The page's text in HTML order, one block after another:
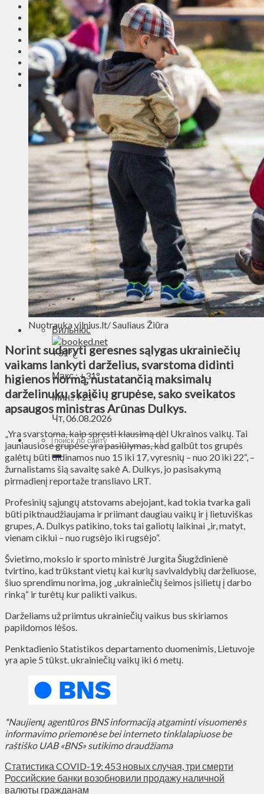
Соседи
Транспорт
Выбор читателей
Калейдоскоп
Армия
Сейм Литвы
Культура
Больше
Фоторепортаж
Туризм
ЛК рекомендует
Сеньорам
Образование
Здравоохранение
Экология
Происшествия
Приграничье
Деньги
Визиты
Выборы
Агроновости
Едим дома
Ищу семью
Духовное пространство
Спорт
Технологии
Энергетика
Вильнюс
+31°C
Макс.:+31°
Мин.:+21°
Чт, 06.08.2026
Nuotrauka vilnius.lt/ Sauliaus Žiūra
Norint sudaryti geresnes sąlygas ukrainiečių
vaikams lankyti darželius, svarstoma didinti
higienos normą, nustatančią maksimalų
darželinukų skaičių grupėse, sako sveikatos
apsaugos ministras Arūnas Dulkys.
„Yra svarstoma, kaip spręsti klausimą dėl Ukrainos vaikų. Tai
jauniausiose grupėse yra pasiūlymas, kad galbūt tos grupės
galėtų būti didinamos nuo 15 iki 17, vyresnių – nuo 20 iki 22“, –
žurnalistams šią savaitę sakė A. Dulkys, jo pasisakymą
pirmadienį reportaže transliavo LRT.
Profesinių sąjungų atstovams abejojant, kad tokia tvarka gali
būti piktnaudžiaujama ir priimant daugiau vaikų ir į lietuviškas
grupes, A. Dulkys patikino, toks tai galiotų laikinai „ir, matyt,
vienam ciklui – nuo rugsėjo iki rugsėjo“.
Švietimo, mokslo ir sporto ministrė Jurgita Šiugždinienė
tvirtino, kad trūkstant vietų kai kurių savivaldybių darželiuose,
šiuo sprendimu norima, jog „ukrainiečių šeimos įsilietų į darbo
rinką“ ir turėtų kur palikti vaikus.
Darželiams už priimtus ukrainiečių vaikus bus skiriamos
papildomos lėšos.
Penktadienio Statistikos departamento duomenimis, Lietuvoje
yra apie 5 tūkst. ukrainiečių vaikų iki 6 metų.
*Naujienų agentūros BNS informaciją atgaminti visuomenės
informavimo priemonėse bei interneto tinklalapiuose be
raštiško UAB «BNS» sutikimo draudžiama
Статистика COVID-19: 453 новых случая, три смерти
Российские банки возобновили продажу наличной
валюты гражданам